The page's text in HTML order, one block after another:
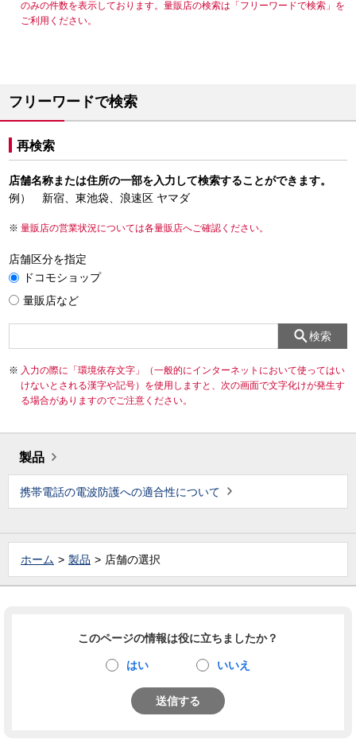
のみの件数を表示しております。量販店の検索は「フリーワードで検索」を
ご利用ください。
フリーワードで検索
再検索
店舗名称または住所の一部を入力して検索することができます。
例） 新宿、東池袋、浪速区 ヤマダ
量販店の営業状況については各量販店へご確認ください。
店舗区分を指定
ドコモショップ
量販店など
検索
入力の際に「環境依存文字」（一般的にインターネットにおいて使ってはい
けないとされる漢字や記号）を使用しますと、次の画面で文字化けが発生す
る場合がありますのでご注意ください。
製品
携帯電話の電波防護への適合性について
ホーム 製品 店舗の選択
このページの情報は役に立ちましたか？
はい いいえ
送信する